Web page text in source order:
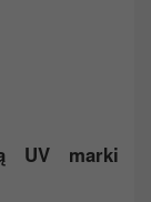
UV marki